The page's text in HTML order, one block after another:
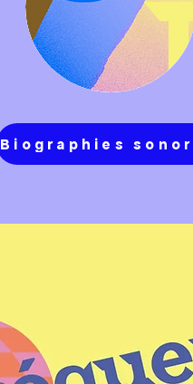
Biographies